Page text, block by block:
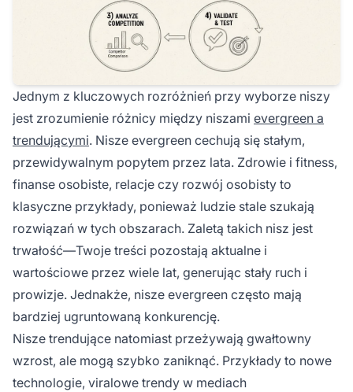
Jednym z kluczowych rozróżnień przy wyborze niszy
jest zrozumienie różnicy między niszami evergreen a
trendującymi. Nisze evergreen cechują się stałym,
przewidywalnym popytem przez lata. Zdrowie i fitness,
finanse osobiste, relacje czy rozwój osobisty to
klasyczne przykłady, ponieważ ludzie stale szukają
rozwiązań w tych obszarach. Zaletą takich nisz jest
trwałość—Twoje treści pozostają aktualne i
wartościowe przez wiele lat, generując stały ruch i
prowizje. Jednakże, nisze evergreen często mają
bardziej ugruntowaną konkurencję.
Nisze trendujące natomiast przeżywają gwałtowny
wzrost, ale mogą szybko zaniknąć. Przykłady to nowe
technologie, viralowe trendy w mediach